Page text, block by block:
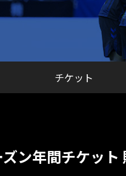
ン年間チケット